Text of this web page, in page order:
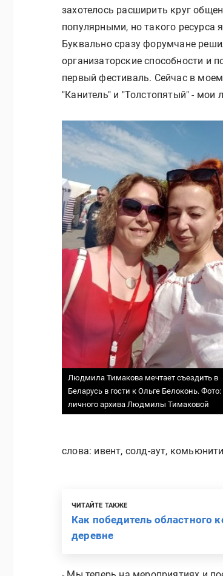
захотелось расширить круг
популярными, но такого ресурса
Буквально сразу форумчане
организаторские способности и
первый фестиваль. Сейчас в
"Канитель" и "Толстопятый" -
Людмила Тимакова мечтает съездить в
Беларусь в гости к Ольге Белоконь. Фото:
личного архива Людмилы Тимаковой
слова: ивент, солд-аут,
ЧИТАЙТЕ ТАКЖЕ
Как победитель областного
деревне